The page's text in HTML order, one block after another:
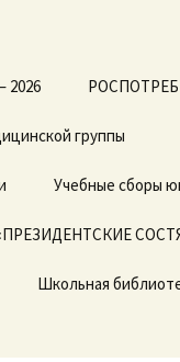
2026
группы
Учебные сборы
Школьная